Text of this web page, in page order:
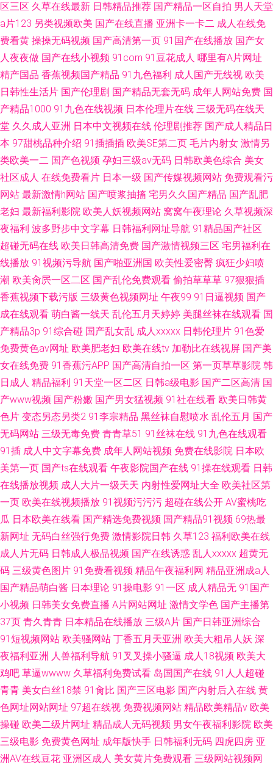
区三区 久草在线最新 日韩精品推荐 国产精品一区自拍 男人天堂
a片123 另类视频欧美 国产在线直播 亚洲卡一卡二 成人在线免
费看黄 操操无码视频 国产高清第一页 91国产在线播放 国产女
人夜夜做 国产在线小视频 91com 91豆花成人 哪里有A片网址
精产国品 香蕉视频国产精品 91九色福利 成人国产无线视 欧美
日韩性生活片 国产伦理剧 国产精品无套无码 成年人网站免费 国
产精品1000 91九色在线视频 日本伦理片在线 三级无码在线天
堂 久久成人亚洲 日本中文视频在线 伦理剧推荐 国产成人精品日
本 97甜桃品种介绍 91插插插 欧美SE第二页 毛片内射女 激情另
类欧美一二 国产色视频 孕妇三级av无码 日韩欧美色综合 美女
社区成人 在线免费看片 日本一级 国产传媒视频网站 免费观看污
网站 最新激情h网站 国产喷浆抽搐 宅男久久国产精品 国产乱肥
老妇 最新福利影院 欧美人妖视频网站 窝窝午夜理论 久草视频深
夜福利 波多野步中文字幕 日韩福利网址导航 91精品国产社区
超碰无码在线 欧美日韩高清免费 国产激情视频三区 宅男福利在
线播放 91视频污导航 国产啪亚洲国 欧美性爱密臀 疯狂少妇喷
潮 欧美肏屄一区二区 国产乱伦免费观看 偷拍草草草 97狠狠插
香蕉视频下载污版 三级黄色视频网址 午夜99 91日逼视频 国产
成在线观看 萌白酱一线天 乱伦五月天婷婷 美腿丝袜在线观看 国
产精品3p 91综合碰 国产乱女乱 成人xxxxx 日韩伦理片 91色爱
免费黄色av网址 欧美肥老妇 欧美在线tv 加勒比在线视屏 国产美
女在线免费 91香蕉污APP 国产高清自拍一区 第一页草草影院 韩
日成人 精品福利 91天堂一区二区 日韩a级电影 国产二区高清 国
产www视频 国产粉嫩 国产男女猛视频 91社在线看 欧美日韩黄
色片 变态另态另类2 91李宗精品 黑丝袜自慰喷水 乱伦五月 国产
无码网站 三级无毒免费 青青草51 91丝袜在线 91九色在线观看
91插 成人中文字幕免费 成年人网站视频 免费在线影院 日本欧
美第一页 国产ts在线观看 午夜影院国产在线 91操在线观看 日韩
在线播放视频 成人大片一级天天 内射性爱网址大全 欧美社区第
一页 欧美在线视频播放 91视频污污污 超碰在线公开 AV蜜桃吃
瓜 日本欧美在线看 国产精选免费视频 国产精品91视频 69热最
新网址 无码白丝强行免费 激情影院日韩 久草123 福利欧美在线
成人片无码 日韩成人极品视频 国产在线诱惑 乱人xxxxx 超黄无
码 三级黄色图片 91免费看视频 精品午夜福利网 精品亚洲成a人
国产精品萌白酱 日本理论 91操电影 91一区 成人精品无 91国产
小视频 日韩美女免费直播 A片网站网址 激情文学色 国产主播第
37页 青久青青 日本精品在线播放 三级A片 国产日韩亚洲综合
91短视频网站 欧美骚网站 丁香五月天亚洲 欧美大粗吊人妖 深
夜福利亚洲 人兽福利导航 91叉叉操小骚逼 成人18视频 欧美大
鸡吧 草逼wwww 久草福利免费试看 岛国国产在线 91人人超碰
青青 美女白丝18禁 91肏比 国产三区电影 国产内射后入在线 黄
色网址网站网址 97超在线视 免费视频网站 精品欧美精品v 欧美
操碰 欧美二级片网址 精品成人无码视频 男女午夜福利影院 欧美
三级电影 免费黄色网址 成年版快手 日韩福利无码 四虎四房 亚
洲AV在线豆花 亚洲区成人 美女黄片免费观看 三级网站视频网